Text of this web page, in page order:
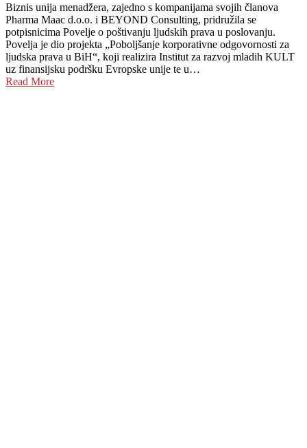
Biznis unija menadžera, zajedno s kompanijama svojih članova
Pharma Maac d.o.o. i BEYOND Consulting, pridružila se
potpisnicima Povelje o poštivanju ljudskih prava u poslovanju.
Povelja je dio projekta „Poboljšanje korporativne odgovornosti za
ljudska prava u BiH“, koji realizira Institut za razvoj mladih KULT
uz finansijsku podršku Evropske unije te u…
Read More